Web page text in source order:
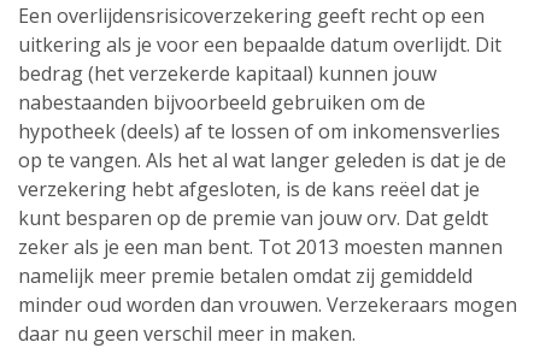
Een overlijdensrisicoverzekering geeft recht op een
uitkering als je voor een bepaalde datum overlijdt. Dit
bedrag (het verzekerde kapitaal) kunnen jouw
nabestaanden bijvoorbeeld gebruiken om de
hypotheek (deels) af te lossen of om inkomensverlies
op te vangen. Als het al wat langer geleden is dat je de
verzekering hebt afgesloten, is de kans reëel dat je
kunt besparen op de premie van jouw orv. Dat geldt
zeker als je een man bent. Tot 2013 moesten mannen
namelijk meer premie betalen omdat zij gemiddeld
minder oud worden dan vrouwen. Verzekeraars mogen
daar nu geen verschil meer in maken.